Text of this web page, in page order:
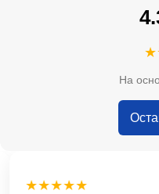
На
★★★★★